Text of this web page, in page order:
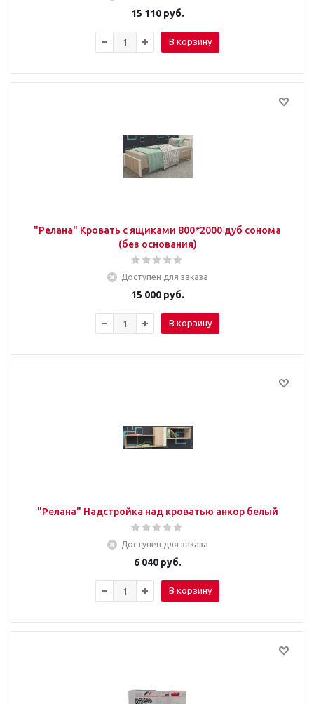
15 110руб.
В корзину
"Релана" Кровать с ящиками 800*2000 дуб сонома
(без основания)
Доступен для заказа
15 000руб.
В корзину
"Релана" Надстройка над кроватью анкор белый
Доступен для заказа
6 040руб.
В корзину